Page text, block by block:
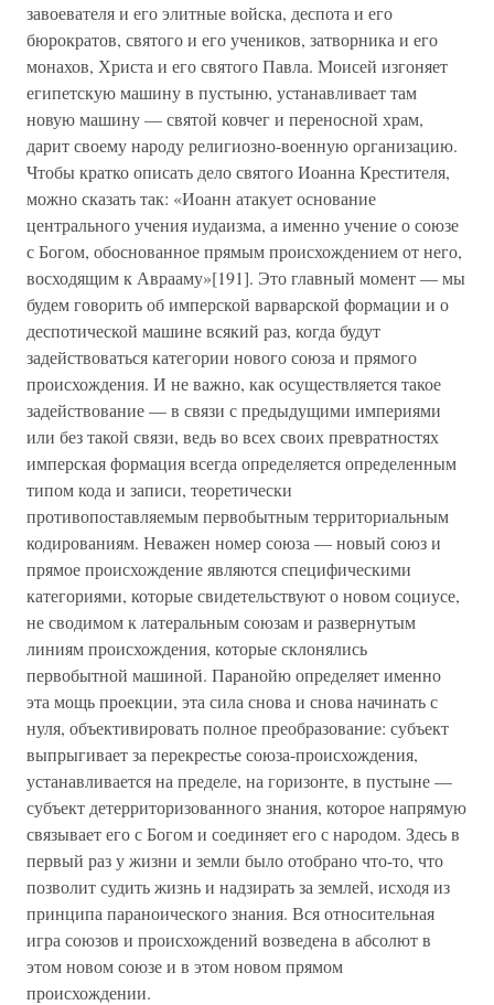
завоевателя и его элитные войска, деспота и его
бюрократов, святого и его учеников, затворника и его
монахов, Христа и его святого Павла. Моисей изгоняет
египетскую машину в пустыню, устанавливает там
новую машину — святой ковчег и переносной храм,
дарит своему народу религиозно-военную организацию.
Чтобы кратко описать дело святого Иоанна Крестителя,
можно сказать так: «Иоанн атакует основание
центрального учения иудаизма, а именно учение о союзе
с Богом, обоснованное прямым происхождением от него,
восходящим к Аврааму»[191]. Это главный момент — мы
будем говорить об имперской варварской формации и о
деспотической машине всякий раз, когда будут
задействоваться категории нового союза и прямого
происхождения. И не важно, как осуществляется такое
задействование — в связи с предыдущими империями
или без такой связи, ведь во всех своих превратностях
имперская формация всегда определяется определенным
типом кода и записи, теоретически
противопоставляемым первобытным территориальным
кодированиям. Неважен номер союза — новый союз и
прямое происхождение являются специфическими
категориями, которые свидетельствуют о новом социусе,
не сводимом к латеральным союзам и развернутым
линиям происхождения, которые склонялись
первобытной машиной. Паранойю определяет именно
эта мощь проекции, эта сила снова и снова начинать с
нуля, объективировать полное преобразование: субъект
выпрыгивает за перекрестье союза-происхождения,
устанавливается на пределе, на горизонте, в пустыне —
субъект детерриторизованного знания, которое напрямую
связывает его с Богом и соединяет его с народом. Здесь в
первый раз у жизни и земли было отобрано что-то, что
позволит судить жизнь и надзирать за землей, исходя из
принципа параноического знания. Вся относительная
игра союзов и происхождений возведена в абсолют в
этом новом союзе и в этом новом прямом
происхождении.